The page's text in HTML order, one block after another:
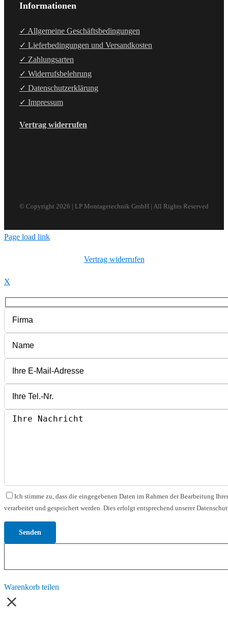
Informationen
✓ Allgemeine Geschäftsbedingungen
✓ Lieferbedingungen und Versandkosten
✓ Zahlungsarten
✓ Widerrufsbelehrung
✓ Datenschutzerklärung
✓ Impressum
Vertrag widerrufen
© Copyright 2026 | LP Montagetechnik GmbH | All Rights Reserved
Page load link
Vertrag widerrufen
X
Bitte lasse dieses Feld leer.
Bitte lasse dieses Feld leer.
Bitte lasse dieses Feld leer.
Ich stimme zu, dass die eingegebenen Daten im Rahmen der Bearbeitung
verarbeitet und gespeichert werden. Dies erfolgt entsprechend unserer
Warenkorb teilen